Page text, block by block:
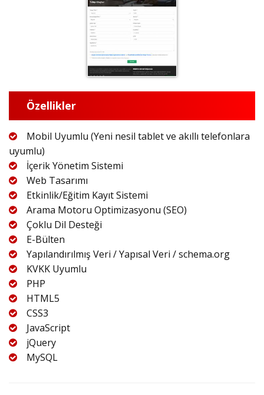
Özellikler
Mobil Uyumlu (Yeni nesil tablet ve akıllı telefonlara
uyumlu)
İçerik Yönetim Sistemi
Web Tasarımı
Etkinlik/Eğitim Kayıt Sistemi
Arama Motoru Optimizasyonu (SEO)
Çoklu Dil Desteği
E-Bülten
Yapılandırılmış Veri / Yapısal Veri / schema.org
KVKK Uyumlu
PHP
HTML5
CSS3
JavaScript
jQuery
MySQL